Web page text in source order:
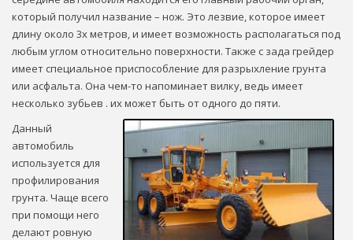
который получил название – нож. Это лезвие, которое имеет
длину около 3х метров, и имеет возможность располагаться под
любым углом относительно поверхности. Также с зада грейдер
имеет специальное приспособление для разрыхление грунта
или асфальта. Она чем-то напоминает вилку, ведь имеет
несколько зубьев . их может быть от одного до пяти.
Данный
автомобиль
используется для
профилирования
грунта. Чаще всего
при помощи него
делают ровную